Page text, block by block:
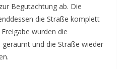
Begutachtung ab. Die
die Straße komplett
wurden die
und die Straße wieder